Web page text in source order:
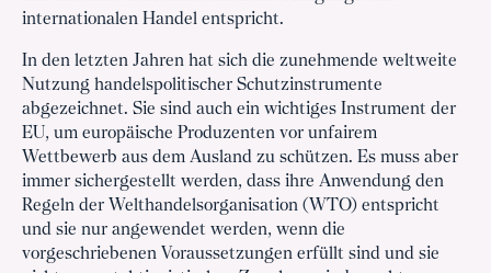
internationalen Handel entspricht.
In den letzten Jahren hat sich die zunehmende weltweite
Nutzung handelspolitischer Schutzinstrumente
abgezeichnet. Sie sind auch ein wichtiges Instrument der
EU, um europäische Produzenten vor unfairem
Wettbewerb aus dem Ausland zu schützen. Es muss aber
immer sichergestellt werden, dass ihre Anwendung den
Regeln der Welthandelsorganisation (WTO) entspricht
und sie nur angewendet werden, wenn die
vorgeschriebenen Voraussetzungen erfüllt sind und sie